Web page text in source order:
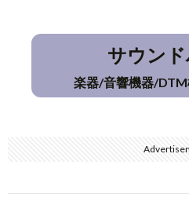
サウン
楽器/音響機器/